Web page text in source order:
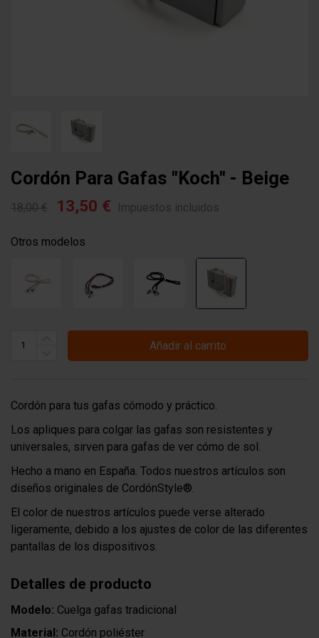
Cordón Para Gafas "koch" - Beige
18,00 € 13,50 € Impuestos incluidos
Otros modelos
Añadir al carrito
Cordón para tus gafas cómodo y práctico.
Los apliques para colgar las gafas son resistentes y
universales, sirven para gafas de ver cómo de sol.
Hecho a mano en España. Todos nuestros artículos son
diseños originales de CordónStyle®.
El color de nuestros artículos puede verse alterado
ligeramente, debido a los ajustes de color de las diferentes
pantallas de los dispositivos.
Detalles de producto
Modelo: Cuelga gafas tradicional
Material: Cordón poliéster